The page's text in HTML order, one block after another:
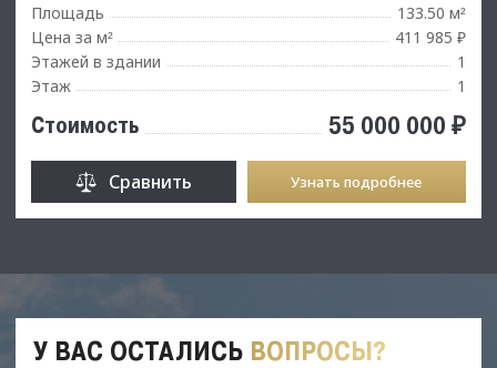
Площадь
133.50 м²
Цена за м²
411 985 ₽
Этажей в здании
1
Этаж
1
Стоимость 55 000 000 ₽
Сравнить Узнать подробнее
У ВАС ОСТАЛИСЬ ВОПРОСЫ?